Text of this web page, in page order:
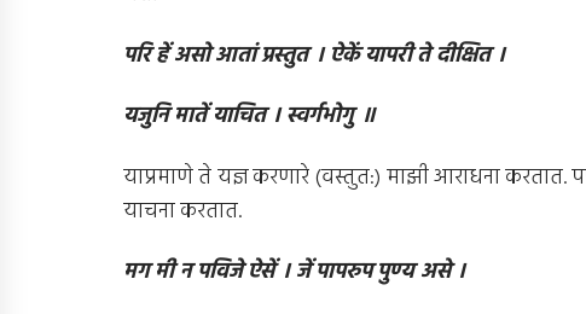
परि हें असो आतां प्रस्तुत । ऐकें यापरी ते दीक्षित ।
यजुनि मातें याचित । स्वर्गभोगु ॥
याप्रमाणे ते यज्ञ करणारे (वस्तुत:) माझी आराधना करतात.
याचना करतात.
मग मी न पविजे ऐसें । जें पापरुप पुण्य असे ।